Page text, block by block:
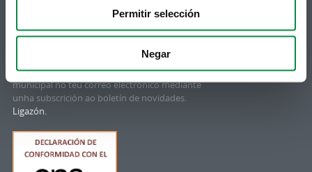
Permitir selección
Negar
Telf 981 883 002 | Fax 981 883 925
Podes recibir a información publicada na web
municipal no teu correo electrónico mediante
unha subscrición ao boletín de novidades.
Ligazón.